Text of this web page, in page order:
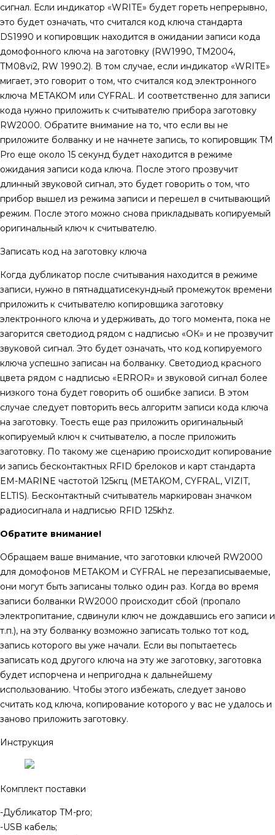
сигнал. Если индикатор «WRITE» будет гореть непрерывно,
это будет означать, что считался код ключа стандарта
DS1990 и копировщик находится в ожидании записи кода
домофонного ключа на заготовку (RW1990, ТМ2004,
TM08vi2, RW 1990.2). В том случае, если индикатор «WRITE»
мигает, это говорит о том, что считался код электронного
ключа METAKOM или CYFRAL. И соответственно для записи
кода нужно приложить к считывателю прибора заготовку
RW2000. Обратите внимание на то, что если вы не
приложите болванку и не начнете запись, то копировщик TM
Pro еще около 15 секунд будет находится в режиме
ожидания записи кода ключа. После этого прозвучит
длинный звуковой сигнал, это будет говорить о том, что
прибор вышел из режима записи и перешел в считывающий
режим. После этого можно снова прикладывать копируемый
оригинальный ключ к считывателю.
Записать код на заготовку ключа
Когда дубликатор после считывания находится в режиме
записи, нужно в пятнадцатисекундный промежуток времени
приложить к считывателю копировщика заготовку
электронного ключа и удерживать, до того момента, пока не
загорится светодиод рядом с надписью «ОК» и не прозвучит
звуковой сигнал. Это будет означать, что код копируемого
ключа успешно записан на болванку. Светодиод красного
цвета рядом с надписью «ERROR» и звуковой сигнал более
низкого тона будет говорить об ошибке записи. В этом
случае следует повторить весь алгоритм записи кода ключа
на заготовку. Тоесть еще раз приложить оригинальный
копируемый ключ к считывателю, а после приложить
заготовку. По такому же сценарию происходит копирование
и запись бесконтактных RFID брелоков и карт стандарта
EM-MARINE частотой 125кгц (METAKOM, CYFRAL, VIZIT,
ELTIS). Бесконтактный считыватель маркирован значком
радиосигнала и надписью RFID 125khz.
Обратите внимание!
Обращаем ваше внимание, что заготовки ключей RW2000
для домофонов METAKOM и CYFRAL не перезаписываемые,
они могут быть записаны только один раз. Когда во время
записи болванки RW2000 происходит сбой (пропало
электропитание, сдвинули ключ не дождавшись его записи и
т.п.), на эту болванку возможно записать только тот код,
запись которого вы уже начали. Если вы попытаетесь
записать код другого ключа на эту же заготовку, заготовка
будет испорчена и непригодна к дальнейшему
использованию. Чтобы этого избежать, следует заново
считать код ключа, копирование которого у вас не удалось и
заново приложить заготовку.
Инструкция
Комплект поставки
-Дубликатор TM-pro;
-USB кабель;